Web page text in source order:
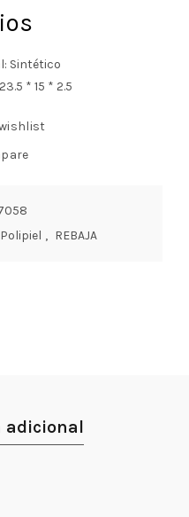
Sintético
* 15 * 2.5
, REBAJA
adicional